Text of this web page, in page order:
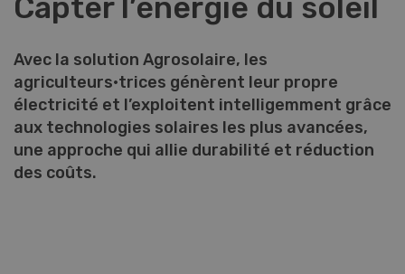
Capter l’énergie du soleil
Avec la solution Agrosolaire, les
agriculteurs·trices génèrent leur propre
électricité et l’exploitent intelligemment grâce
aux technologies solaires les plus avancées,
une approche qui allie durabilité et réduction
des coûts.